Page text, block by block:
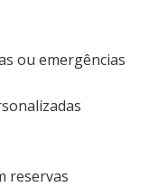
ou emergências
reservas